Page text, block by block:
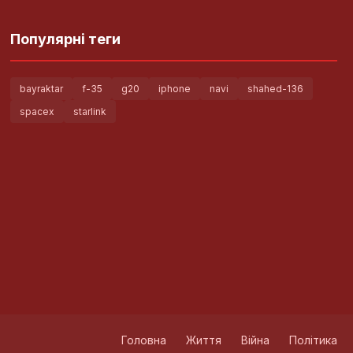
Популярні теги
bayraktar f-35 g20 iphone navi
shahed-136
spacex
starlink
Головна Життя Війна Політика